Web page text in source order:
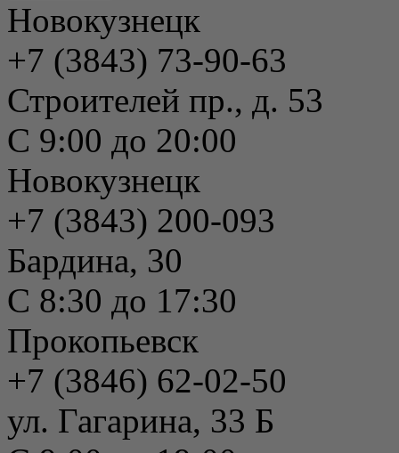
Новокузнецк
+7 (3843) 73-90-63
Строителей пр., д. 53
С 9:00 до 20:00
Новокузнецк
+7 (3843) 200-093
Бардина, 30
С 8:30 до 17:30
Прокопьевск
+7 (3846) 62-02-50
ул. Гагарина, 33 Б